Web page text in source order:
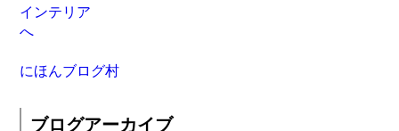
にほんブログ村
ブログアーカイブ